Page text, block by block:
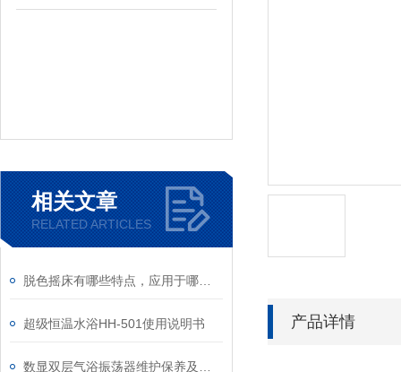
相关文章
RELATED ARTICLES
超级恒温水浴HH-501使用说明书 产品详情